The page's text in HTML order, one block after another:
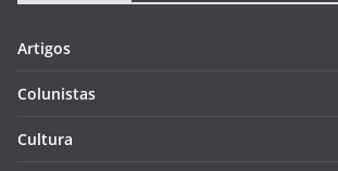
Artigos
Colunistas
Cultura